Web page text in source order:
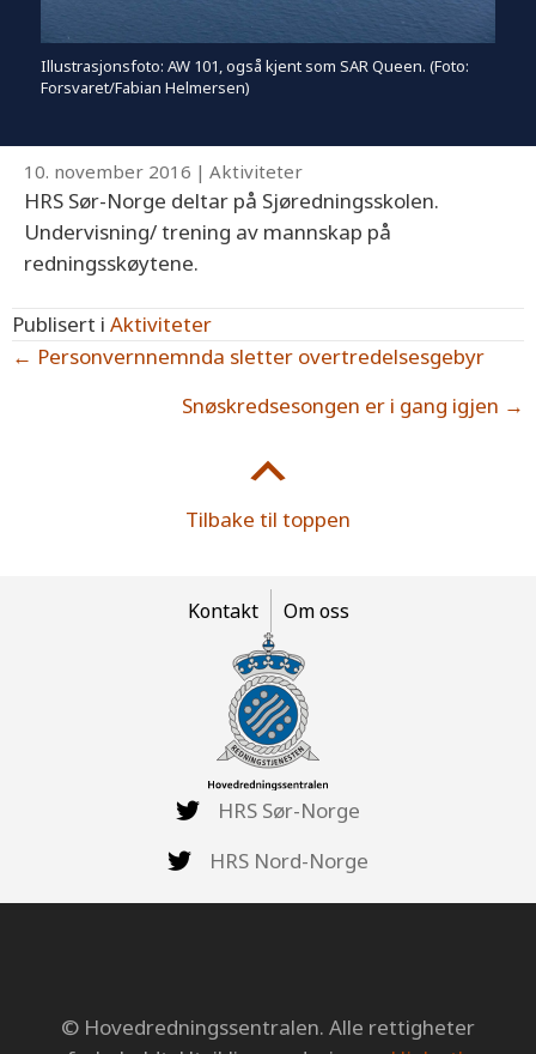
Illustrasjonsfoto: AW 101, også kjent som SAR Queen. (Foto:
Forsvaret/Fabian Helmersen)
10. november 2016 | Aktiviteter
HRS Sør-Norge deltar på Sjøredningsskolen.
Undervisning/ trening av mannskap på
redningsskøytene.
Publisert i Aktiviteter
Posts
navigation
← Personvernnemnda sletter overtredelsesgebyr
Snøskredsesongen er i gang igjen →
Tilbake til toppen
Kontakt Om oss
HRS Sør-Norge
HRS Nord-Norge
© Hovedredningssentralen. Alle rettigheter